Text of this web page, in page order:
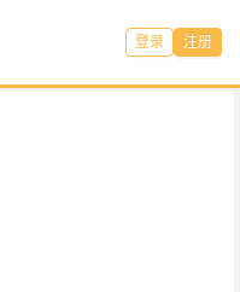
登录 注册